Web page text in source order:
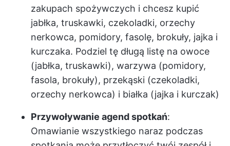
zakupach spożywczych i chcesz kupić
jabłka, truskawki, czekoladki, orzechy
nerkowca, pomidory, fasolę, brokuły, jajka i
kurczaka. Podziel tę długą listę na owoce
(jabłka, truskawki), warzywa (pomidory,
fasola, brokuły), przekąski (czekoladki,
orzechy nerkowca) i białka (jajka i kurczak)
Przywoływanie agend spotkań:
Omawianie wszystkiego naraz podczas